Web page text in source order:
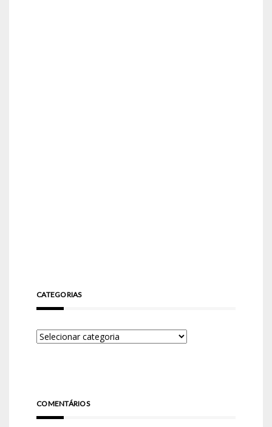
CATEGORIAS
COMENTÁRIOS